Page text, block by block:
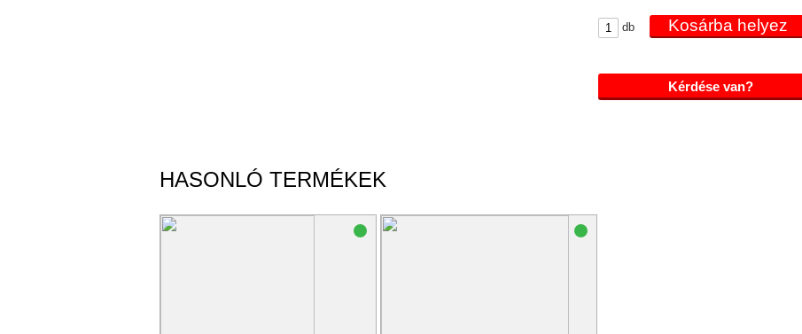
db
Kérdése van?
HASONLÓ TERMÉKEK